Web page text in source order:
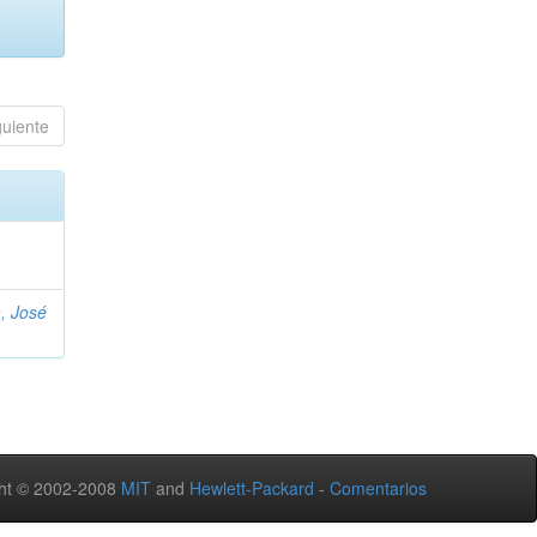
José
© 2002-2008 MIT and Hewlett-Packard - Comentarios